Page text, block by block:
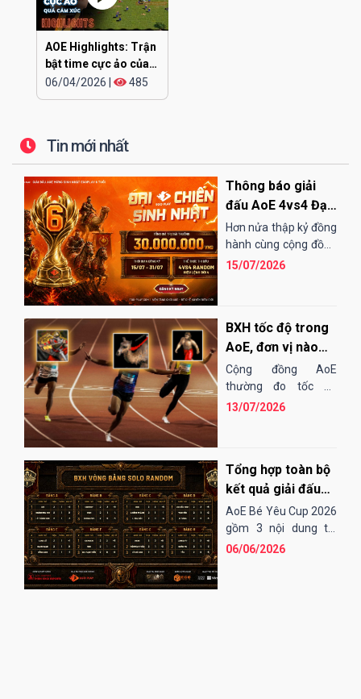
AOE Highlights: Trận
bật time cực ảo của
CHIP
06/04/2026 485
Tin mới nhất
Thông báo giải
đấu AoE 4vs4 Đại
Chiến Sinh Nhật
EGOPLAY
Hơn nửa thập kỷ đồng
hành cùng cộng đồng
AoE Việt Nam,
15/07/2026
BXH tốc độ trong
AoE, đơn vị nào
"chạy" nhanh
nhất?
Cộng đồng AoE
thường đo tốc độ
chạy của các đơn vị
13/07/2026
Tổng hợp toàn bộ
kết quả giải đấu
AoE Bé Yêu Cup
2026
AoE Bé Yêu Cup 2026
gồm 3 nội dung thi
đấu: Solo Random,
06/06/2026